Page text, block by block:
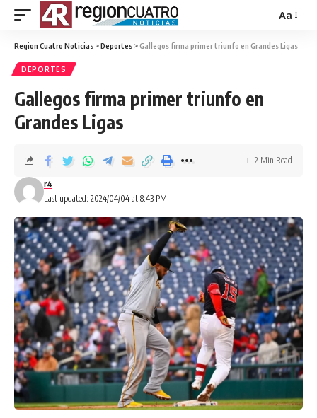
Aa
Region Cuatro Noticias >Deportes >Gallegos firma primer triunfo en Grandes Ligas
DEPORTES
Gallegos firma primer triunfo en
Grandes Ligas
Last updated: 2024/04/04 at 8:43 PM
r4
2 Min Read